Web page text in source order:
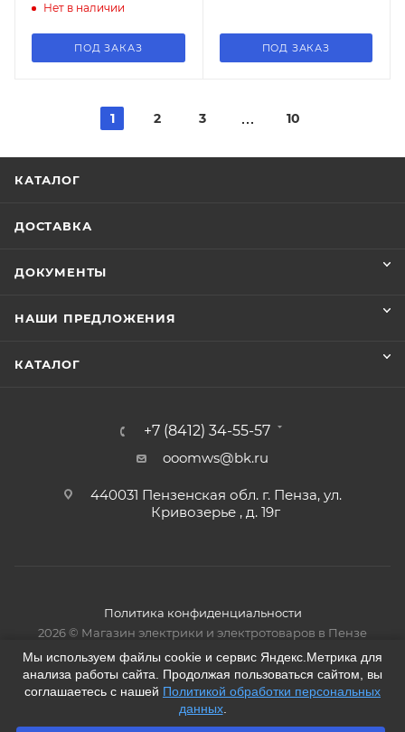
подстанция
Нет в наличии
ПОД ЗАКАЗ ПОД ЗАКАЗ
1 2 3 10
КАТАЛОГ
ДОСТАВКА
ДОКУМЕНТЫ
НАШИ ПРЕДЛОЖЕНИЯ
КАТАЛОГ
+7 (8412) 34-55-57
ooomws@bk.ru
440031 Пензенская обл. г. Пенза, ул.
Кривозерье , д. 19г
Политика конфиденциальности
2026 © Магазин электрики и электротоваров в Пензе
Мы используем файлы cookie и сервис Яндекс.Метрика для
анализа работы сайта. Продолжая пользоваться сайтом, вы
соглашаетесь с нашей Политикой обработки персональных
данных.